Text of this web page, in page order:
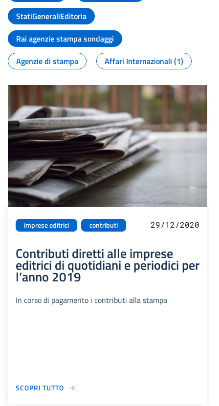
StatiGeneraliEditoria
Rai agenzie stampa sondaggi
Agenzie di stampa
Affari Internazionali (1)
imprese editrici contributi 29/12/2020
Contributi diretti alle imprese
editrici di quotidiani e periodici per
l’anno 2019
In corso di pagamento i contributi alla stampa
SCOPRI TUTTO